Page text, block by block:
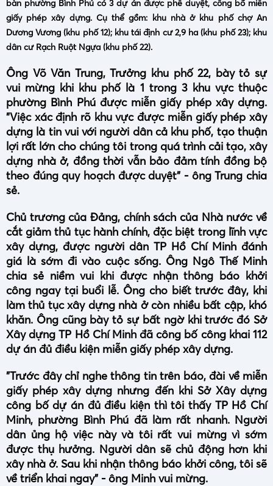
bàn phường Bình Phú có 3 dự án được phê duyệt, công bố miễn
giấy phép xây dựng. Cụ thể gồm: khu nhà ở khu phố chợ An
Dương Vương (khu phố 12); khu tái định cư 2,9 ha (khu phố 23); khu
dân cư Rạch Ruột Ngựa (khu phố 22).
Ông Võ Văn Trung, Trưởng khu phố 22, bày tỏ sự
vui mừng khi khu phố là 1 trong 3 khu vực thuộc
phường Bình Phú được miễn giấy phép xây dựng.
"Việc xác định rõ khu vực được miễn giấy phép xây
dựng là tin vui với người dân cả khu phố, tạo thuận
lợi rất lớn cho chúng tôi trong quá trình cải tạo, xây
dựng nhà ở, đồng thời vẫn bảo đảm tính đồng bộ
theo đúng quy hoạch được duyệt" - ông Trung chia
sẻ.
Chủ trương của Đảng, chính sách của Nhà nước về
cắt giảm thủ tục hành chính, đặc biệt trong lĩnh vực
xây dựng, được người dân TP Hồ Chí Minh đánh
giá là sớm đi vào cuộc sống. Ông Ngô Thế Minh
chia sẻ niềm vui khi được nhận thông báo khởi
công ngay tại buổi lễ. Ông cho biết trước đây, khi
làm thủ tục xây dựng nhà ở còn nhiều bất cập, khó
khăn. Ông cũng bày tỏ sự bất ngờ khi trước đó Sở
Xây dựng TP Hồ Chí Minh đã công bố công khai 112
dự án đủ điều kiện miễn giấy phép xây dựng.
"Trước đây chỉ nghe thông tin trên báo, đài về miễn
giấy phép xây dựng nhưng đến khi Sở Xây dựng
công bố dự án đủ điều kiện thì tôi thấy TP Hồ Chí
Minh, phường Bình Phú đã làm rất nhanh. Người
dân ủng hộ việc này và tôi rất vui mừng vì sớm
được thụ hưởng. Người dân sẽ chủ động hơn khi
xây nhà ở. Sau khi nhận thông báo khởi công, tôi sẽ
về triển khai ngay" - ông Minh vui mừng.